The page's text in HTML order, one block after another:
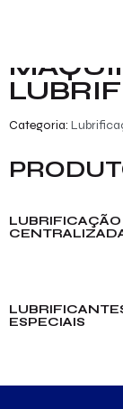
Categoria:
LUBRIFICAÇÃO
ESPECIAIS